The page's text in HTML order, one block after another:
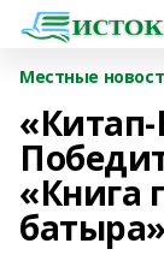
Местные
«Книга
батыра»